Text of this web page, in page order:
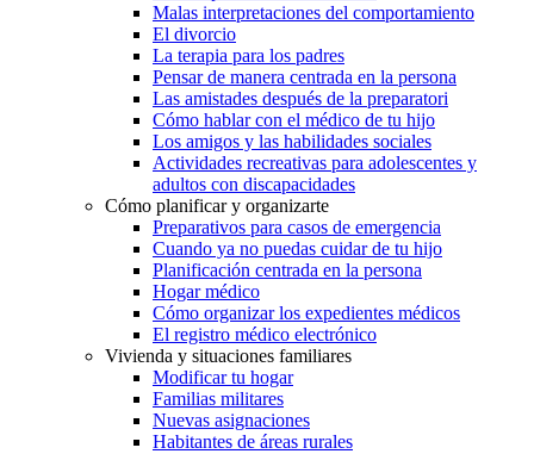
Malas interpretaciones del comportamiento
El divorcio
La terapia para los padres
Pensar de manera centrada en la persona
Las amistades después de la preparatori
Cómo hablar con el médico de tu hijo
Los amigos y las habilidades sociales
Actividades recreativas para adolescentes y
adultos con discapacidades
Cómo planificar y organizarte
Preparativos para casos de emergencia
Cuando ya no puedas cuidar de tu hijo
Planificación centrada en la persona
Hogar médico
Cómo organizar los expedientes médicos
El registro médico electrónico
Vivienda y situaciones familiares
Modificar tu hogar
Familias militares
Nuevas asignaciones
Habitantes de áreas rurales